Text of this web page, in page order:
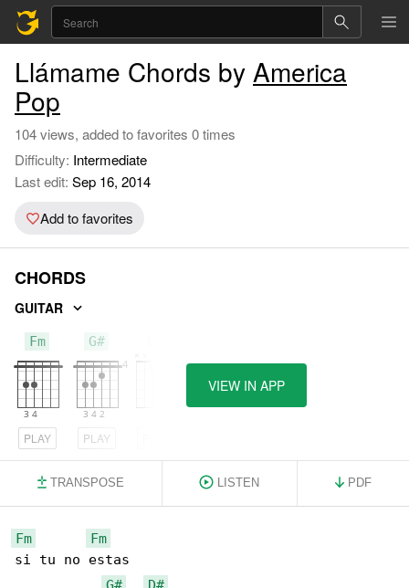
Llámame Chords by America
Pop
104 views, added to favorites 0 times
Difficulty: Intermediate
Last edit: Sep 16, 2014
Add to favorites
CHORDS
GUITAR
Fm
PLAY
G#
PLAY
VIEW IN APP
TRANSPOSE LISTEN PDF
Fm
Fm
si tu no estas